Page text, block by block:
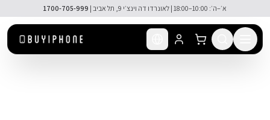
דלג לתוכן הראשי